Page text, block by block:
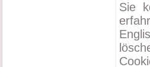
Sie